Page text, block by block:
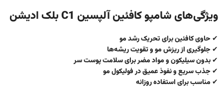
ویژگی‌های شامپو کافئین آلپسین C1 بلک ادیشن
✔ حاویکافئینبرای تحریک رشد مو
✔ جلوگیری از ریزش مو و تقویت ریشه‌ها
✔ بدون سیلیکون و مواد مضر برای سلامت پوست سر
✔ جذب سریع و نفوذ عمیق در فولیکول مو
✔ مناسب برای استفاده روزانه